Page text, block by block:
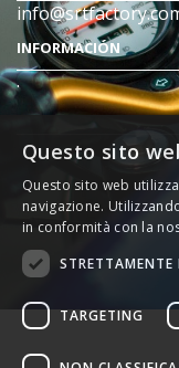
INFORMACIÓN
.
Questo sito
Questo sito web
navigazione.
in conformità con la
STRETTAMENTE
TARGETING